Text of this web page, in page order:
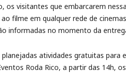
os visitantes que embarcarem
filme em qualquer rede de
informadas no momento da
atividades gratuitas para
Roda Rico, a partir das 14h,